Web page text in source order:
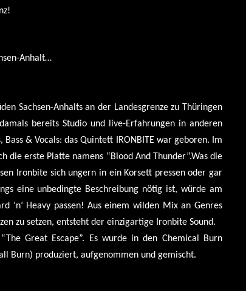
Anhalt…
Sachsen-Anhalts an der Landesgrenze zu Thüringen
bereits Studio und live-Erfahrungen in anderen
& Vocals: das Quintett IRONBITE war geboren. Im
die erste Platte namens “Blood And Thunder”.Was die
Ironbite sich ungern in ein Korsett pressen oder gar
eine unbedingte Beschreibung nötig ist, würde am
‘n’ Heavy passen! Aus einem wilden Mix an Genres
zu setzen, entsteht der einzigartige Ironbite Sound.
Great Escape”. Es wurde in den Chemical Burn
Burn) produziert, aufgenommen und gemischt.